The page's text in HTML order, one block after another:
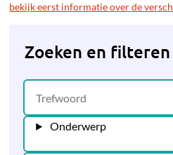
bekijk eerst informatie over de
Zoeken en filteren
Onderwerp